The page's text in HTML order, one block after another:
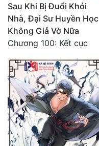
Sau Khi Bị Đuổi Khỏi
Nhà, Đại Sư Huyền Học
Không Giả Vờ Nữa
Chương 100: Kết cục